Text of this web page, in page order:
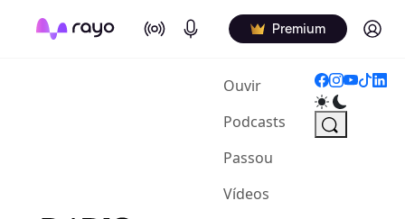
On Air Podcasts Premium Log in
Ouvir(current)
Podcasts
Passou
Vídeos